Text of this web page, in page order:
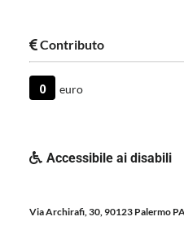
Contributo
0 euro
Accessibile ai disabili
Via Archirafi, 30, 90123 Palermo